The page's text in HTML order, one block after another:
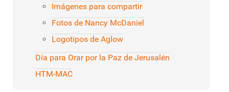
Imágenes para compartir
Fotos de Nancy McDaniel
Logotipos de Aglow
Día para Orar por la Paz de Jerusalén
HTM-MAC